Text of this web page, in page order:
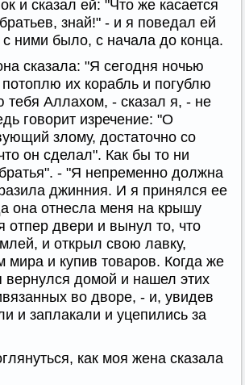
и сказал ей: "Что же касается
знай!" - и я поведал ей
с ними было, с начала до конца.
сказала: "Я сегодня ночью
их корабль и погублю
тебя Аллахом, - сказал я, - не
говорит изречение: "О
злому, достаточно со
он сделал". Как бы то ни
- "Я непременно должна
джинния. И я принялся ее
она отнесла меня на крышу
отпер двери и вынул то, что
и открыл свою лавку,
и купив товаров. Когда же
вернулся домой и нашел этих
во дворе, - и, увидев
и заплакали и уцепились за
как моя жена сказала